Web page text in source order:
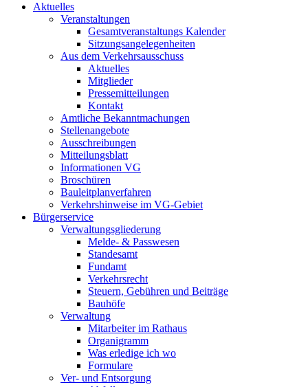
Aktuelles
Veranstaltungen
Gesamtveranstaltungs Kalender
Sitzungsangelegenheiten
Aus dem Verkehrsausschuss
Aktuelles
Mitglieder
Pressemitteilungen
Kontakt
Amtliche Bekanntmachungen
Stellenangebote
Ausschreibungen
Mitteilungsblatt
Informationen VG
Broschüren
Bauleitplanverfahren
Verkehrshinweise im VG-Gebiet
Bürgerservice
Verwaltungsgliederung
Melde- & Passwesen
Standesamt
Fundamt
Verkehrsrecht
Steuern, Gebühren und Beiträge
Bauhöfe
Verwaltung
Mitarbeiter im Rathaus
Organigramm
Was erledige ich wo
Formulare
Ver- und Entsorgung